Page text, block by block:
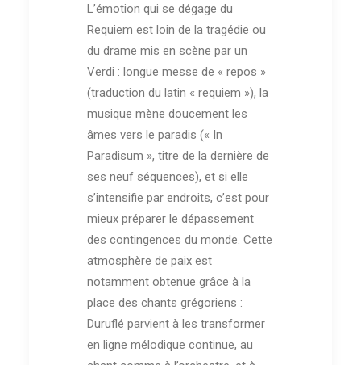
L’émotion qui se dégage du
Requiem est loin de la tragédie ou
du drame mis en scène par un
Verdi : longue messe de « repos »
(traduction du latin « requiem »), la
musique mène doucement les
âmes vers le paradis (« In
Paradisum », titre de la dernière de
ses neuf séquences), et si elle
s’intensifie par endroits, c’est pour
mieux préparer le dépassement
des contingences du monde. Cette
atmosphère de paix est
notamment obtenue grâce à la
place des chants grégoriens :
Duruflé parvient à les transformer
en ligne mélodique continue, au